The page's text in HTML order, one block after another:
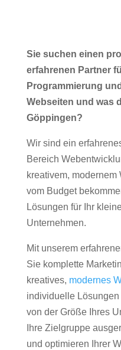
Sie suchen einen
erfahrenen Partner
Programmierung
Webseiten und was
Göppingen?
Wir sind ein
Bereich
kreativem,
vom Budget
Lösungen für Ihr
Unternehmen.
Mit unserem
Sie komplette
kreatives, modernes
individuelle
von der Größe Ihres
Ihre Zielgruppe
und optimieren Ihrer